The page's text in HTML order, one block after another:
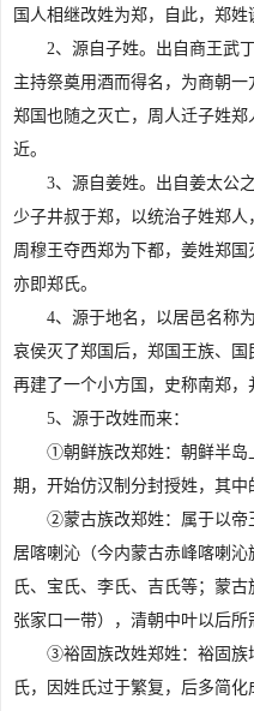
国人相继改姓为郑，自此，郑姓
2、源自子姓。出自商王武
主持祭奠用酒而得名，为商朝
郑国也随之灭亡，周人迁子姓
近。
3、源自姜姓。出自姜太公
少子井叔于郑，以统治子姓郑人
周穆王夺西郑为下都，姜姓郑国
亦即郑氏。
4、源于地名，以居邑名称
哀侯灭了郑国后，郑国王族、
再建了一个小方国，史称南郑，
5、源于改姓而来：
①朝鲜族改郑姓：朝鲜半岛
期，开始仿汉制分封授姓，其中
②蒙古族改郑姓：属于以帝
居喀喇沁（今内蒙古赤峰喀喇
氏、宝氏、李氏、吉氏等；蒙
张家口一带），清朝中叶以后所
③裕固族改姓郑姓：裕固族
氏，因姓氏过于繁复，后多简化